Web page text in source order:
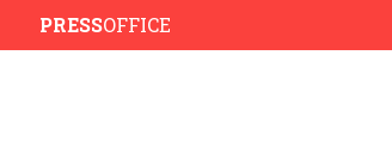
PRESSOFFICE